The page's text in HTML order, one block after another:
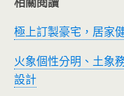
極上訂製豪宅，居家
火象個性分明、土象
設計